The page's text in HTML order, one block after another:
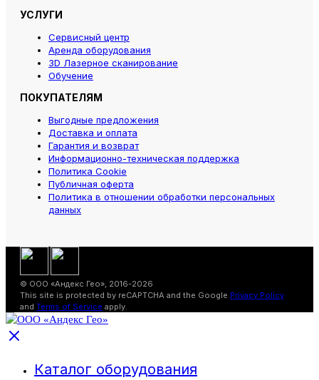
УСЛУГИ
Сервисный центр
Аренда оборудования
3D Лазерное сканирование
Обучение
ПОКУПАТЕЛЯМ
Выгодные предложения
Доставка и оплата
Гарантия и возврат
Информационно-техническая поддержка
Политика Cookie
Публичная оферта
Политика в отношении обработки персональных
данных
© ООО «Андекс Гео», 2016-2026
This site is protected by reCAPTCHA and the Google Privacy Policy
and Terms of Service apply.
Каталог оборудования